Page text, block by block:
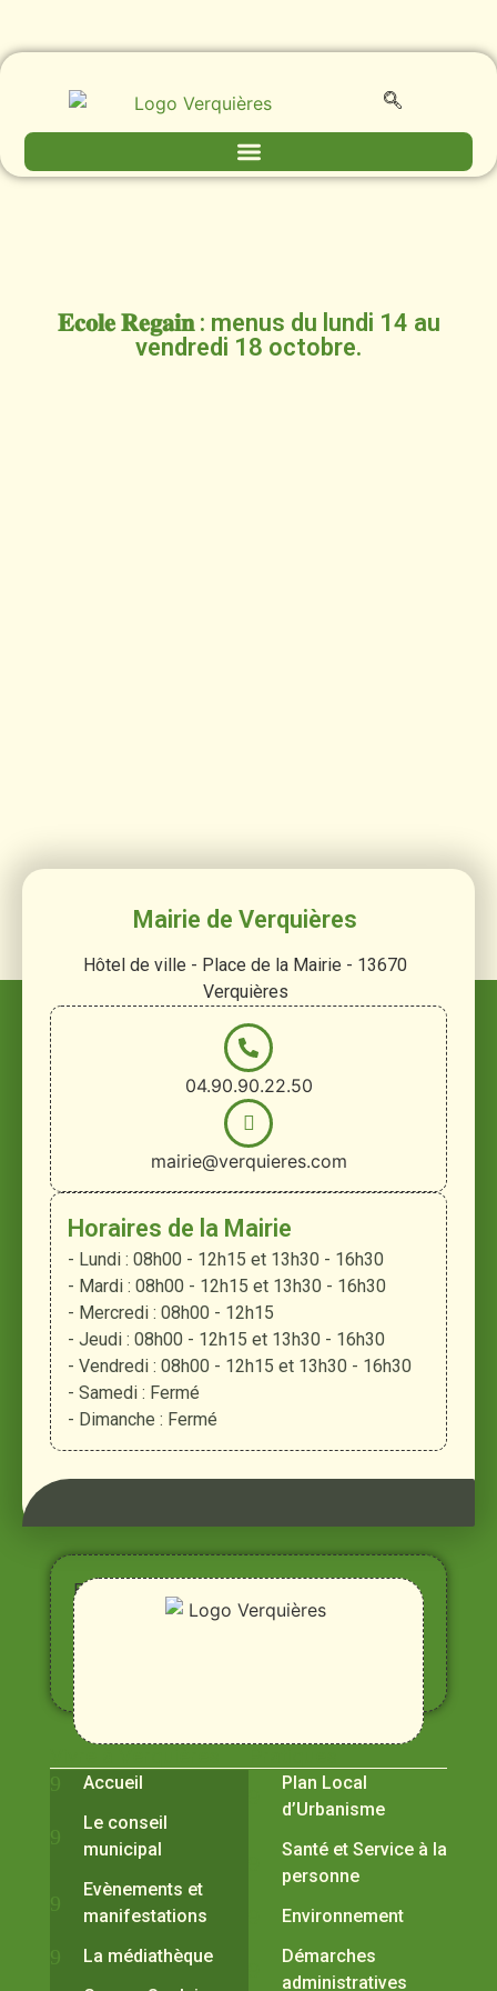
𝐄𝐜𝐨𝐥𝐞 𝐑𝐞𝐠𝐚𝐢𝐧 : menus du lundi 14 au
vendredi 18 octobre.
Mairie de Verquières
Hôtel de ville - Place de la Mairie - 13670
Verquières
04.90.90.22.50
mairie@verquieres.com
Horaires de la Mairie
- Lundi : 08h00 - 12h15 et 13h30 - 16h30
- Mardi : 08h00 - 12h15 et 13h30 - 16h30
- Mercredi : 08h00 - 12h15
- Jeudi : 08h00 - 12h15 et 13h30 - 16h30
- Vendredi : 08h00 - 12h15 et 13h30 - 16h30
- Samedi : Fermé
- Dimanche : Fermé
Entre
Rhône,
Alpilles
et
Durance
Accueil
Le conseil
municipal
Evènements et
manifestations
La médiathèque
Plan Local
d’Urbanisme
Santé et Service à la
personne
Environnement
Démarches
administratives